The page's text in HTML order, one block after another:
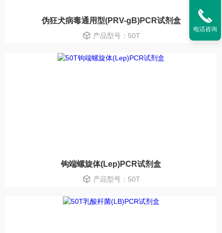
伪狂犬病毒通用型(PRV-gB)PCR试剂盒
产品型号：50T
钩端螺旋体(Lep)PCR试剂盒
产品型号：50T
电话咨询